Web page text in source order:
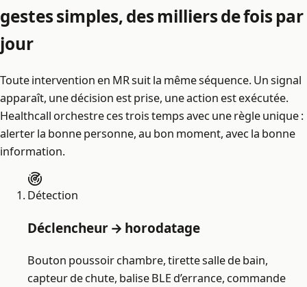
gestes simples, des milliers de fois par
jour
Toute intervention en MR suit la même séquence. Un signal
apparaît, une décision est prise, une action est exécutée.
Healthcall orchestre ces trois temps avec une règle unique :
alerter la bonne personne, au bon moment, avec la bonne
information.
Détection
Déclencheur → horodatage
Bouton poussoir chambre, tirette salle de bain,
capteur de chute, balise BLE d’errance, commande